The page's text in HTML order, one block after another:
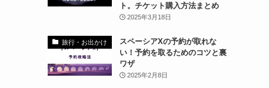
ト。チケット購入方法まとめ
2025年3月18日
旅行・お出かけ
スペーシアXの予約が取れな
い！予約を取るためのコツと裏
ワザ
2025年2月8日